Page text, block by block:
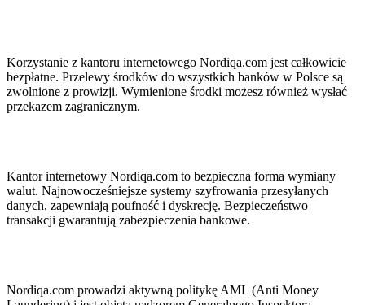
Korzystanie z kantoru internetowego Nordiqa.com jest całkowicie
bezpłatne. Przelewy środków do wszystkich banków w Polsce są
zwolnione z prowizji. Wymienione środki możesz również wysłać
przekazem zagranicznym.
Kantor internetowy Nordiqa.com to bezpieczna forma wymiany
walut. Najnowocześniejsze systemy szyfrowania przesyłanych
danych, zapewniają poufność i dyskrecję. Bezpieczeństwo
transakcji gwarantują zabezpieczenia bankowe.
Nordiqa.com prowadzi aktywną politykę AML (Anti Money